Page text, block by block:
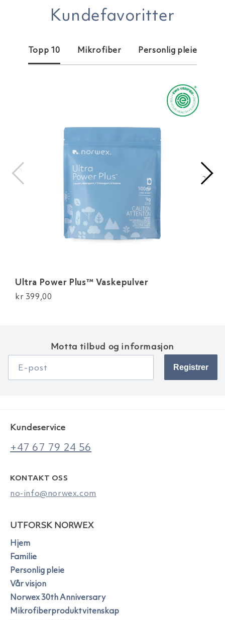
Kundefavoritter
Topp 10 Mikrofiber Personlig pleie
Ultra Power Plus™ Vaskepulver
kr 399,00
‹
›
Motta tilbud og informasjon
E-post Registrer
Kundeservice
+47 67 79 24 56
KONTAKT OSS
no-info@norwex.com
UTFORSK NORWEX
Hjem
Familie
Personlig pleie
Vår visjon
Norwex 30th Anniversary
Mikrofiberproduktvitenskap